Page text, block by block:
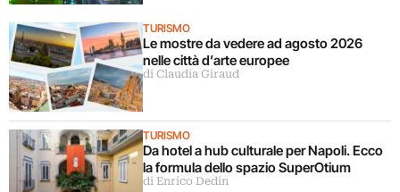
TURISMO
Le mostre da vedere ad agosto 2026
nelle città d’arte europee
di Claudia Giraud
TURISMO
Da hotel a hub culturale per Napoli. Ecco
la formula dello spazio SuperOtium
di Enrico Dedin